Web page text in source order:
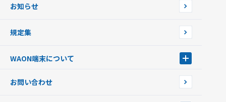
フードバンク応援WAON
ご当地WAON
G.G WAON
WAONカード・WAONカードプラス
お知らせ
規定集
WAON端末について
WAONネットステーション
お問い合わせ